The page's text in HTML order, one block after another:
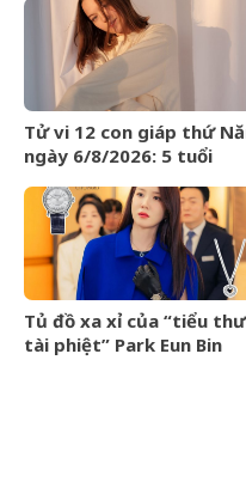
Tử vi 12 con giáp thứ
ngày 6/8/2026: 5 tuổi
Tủ đồ xa xỉ của “tiểu thư
tài phiệt” Park Eun Bin